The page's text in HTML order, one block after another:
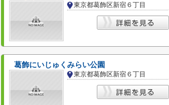
東京都葛飾区新宿６丁目
葛飾にいじゅくみらい公園
東京都葛飾区新宿６丁目